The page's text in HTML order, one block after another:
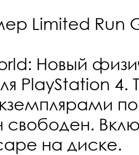
Limited Run
Новый
PlayStation
свободен.
на диске.